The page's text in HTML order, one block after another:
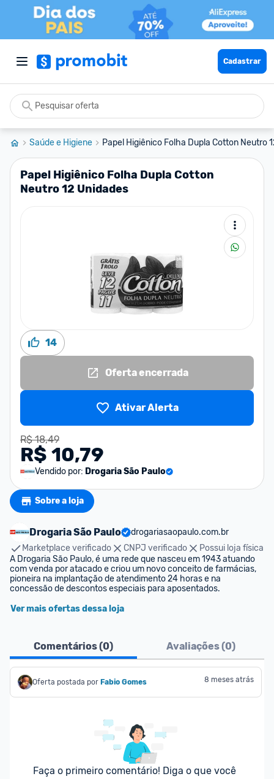
Cadastrar
Saúde e Higiene Papel Higiênico Folha Dupla Cotton Neutro
Papel Higiênico Folha Dupla Cotton
Neutro 12 Unidades
14
Oferta encerrada
Ativar Alerta
R$ 18,49
R$ 10,79
Vendido por: Drogaria São Paulo
Sobre a loja
Drogaria São Paulo
drogariasaopaulo.com.br
Marketplace verificado
CNPJ verificado
Possui loja física
A Drogaria São Paulo, é uma rede que nasceu em 1943 atuando
com venda por atacado e criou um novo conceito de farmácias,
pioneira na implantação de atendimento 24 horas e na
concessão de descontos especiais para aposentados.
Ver mais ofertas dessa loja
Comentários (0) Avaliações (0)
Oferta postada por Fabio Gomes 8 meses atrás
Faça o primeiro comentário! Diga o que você